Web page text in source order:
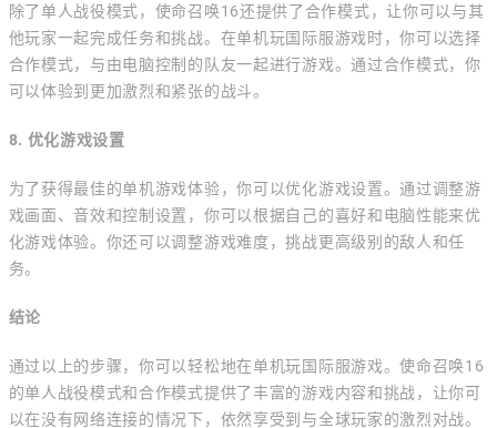
除了单人战役模式，使命召唤16还提供了合作模式，让你可以与其
他玩家一起完成任务和挑战。在单机玩国际服游戏时，你可以选择
合作模式，与由电脑控制的队友一起进行游戏。通过合作模式，你
可以体验到更加激烈和紧张的战斗。
8. 优化游戏设置
为了获得最佳的单机游戏体验，你可以优化游戏设置。通过调整游
戏画面、音效和控制设置，你可以根据自己的喜好和电脑性能来优
化游戏体验。你还可以调整游戏难度，挑战更高级别的敌人和任
务。
结论
通过以上的步骤，你可以轻松地在单机玩国际服游戏。使命召唤16
的单人战役模式和合作模式提供了丰富的游戏内容和挑战，让你可
以在没有网络连接的情况下，依然享受到与全球玩家的激烈对战。